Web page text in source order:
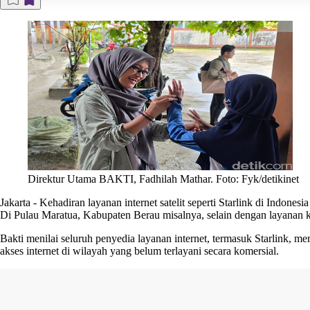
Direktur Utama BAKTI, Fadhilah Mathar. Foto: Fyk/detikinet
Jakarta - Kehadiran layanan internet satelit seperti Starlink di
Di Pulau Maratua, Kabupaten Berau misalnya, selain dengan
Bakti menilai seluruh penyedia layanan internet, termasuk Starlink,
akses internet di wilayah yang belum terlayani secara komersial.